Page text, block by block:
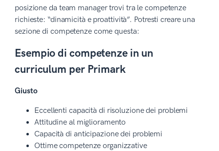
posizione da team manager trovi tra le competenze
richieste: “dinamicità e proattività”. Potresti creare una
sezione di competenze come questa:
Esempio di competenze in un
curriculum per Primark
Giusto
Eccellenti capacità di risoluzione dei problemi
Attitudine al miglioramento
Capacità di anticipazione dei problemi
Ottime competenze organizzative